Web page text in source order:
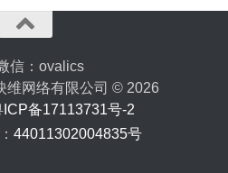
信：ovalics
维网络有限公司 © 2026
ICP备17113731号-2
44011302004835号